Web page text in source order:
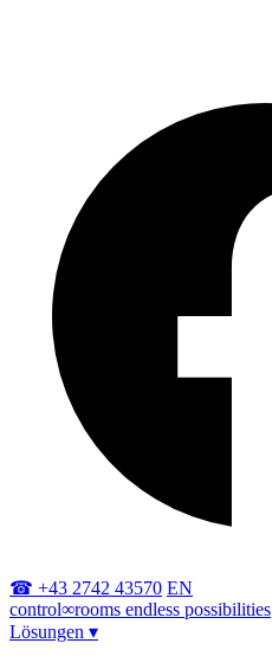
☎ +43 2742 43570 EN
control∞rooms endless possibilities
Lösungen ▾